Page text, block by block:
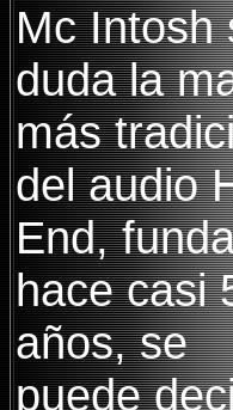
Mc Intosh
duda la
más
del audio
End,
hace casi
años, se
puede